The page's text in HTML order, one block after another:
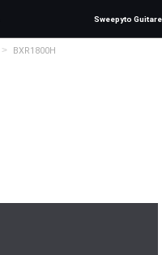
Sweepyto Guitare
> BXR1800H